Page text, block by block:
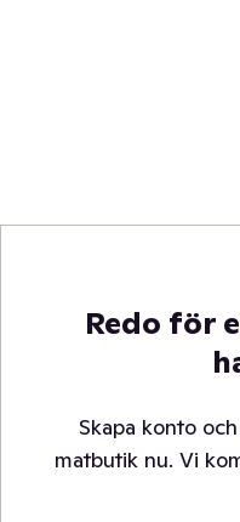
Redo för
Skapa konto
matbutik nu. Vi